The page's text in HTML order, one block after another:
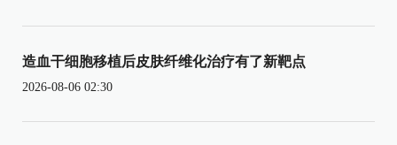
造血干细胞移植后皮肤纤维化治疗有了新靶点
2026-08-06 02:30